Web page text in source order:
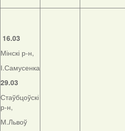
16.03
Мінскі р-н,
І.Самусенка
29.03
Стаўбцоўскі
р-н,
М.Львоў